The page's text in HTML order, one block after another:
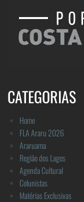
CATEGORIAS
Home
FLA Araru 2026
Araruama
Região dos Lagos
Agenda Cultural
Colunistas
Matérias Exclusivas